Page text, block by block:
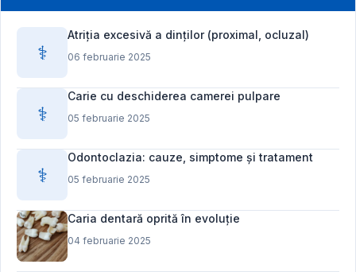
⚕️
Atriția excesivă a dinților (proximal, ocluzal)
06 februarie 2025
⚕️
Carie cu deschiderea camerei pulpare
05 februarie 2025
⚕️
Odontoclazia: cauze, simptome și tratament
05 februarie 2025
Caria dentară oprită în evoluție
04 februarie 2025